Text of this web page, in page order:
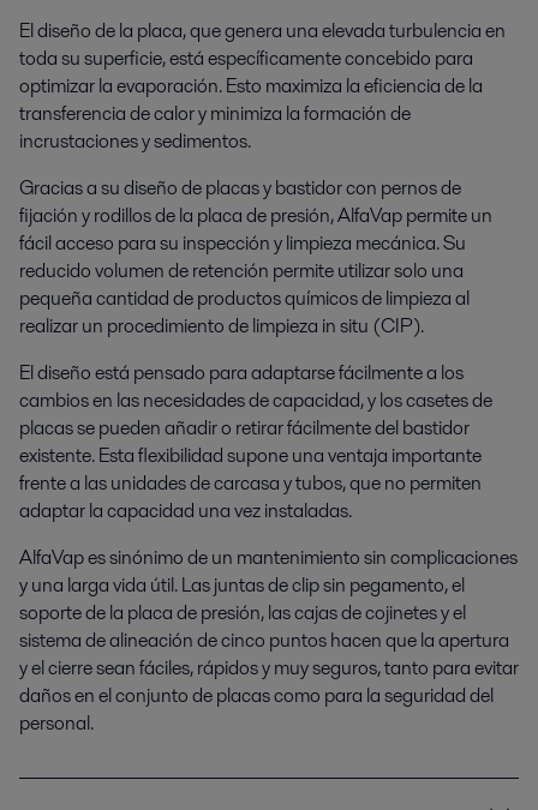
El diseño de la placa, que genera una elevada turbulencia en
toda su superficie, está específicamente concebido para
optimizar la evaporación. Esto maximiza la eficiencia de la
transferencia de calor y minimiza la formación de
incrustaciones y sedimentos.
Gracias a su diseño de placas y bastidor con pernos de
fijación y rodillos de la placa de presión, AlfaVap permite un
fácil acceso para su inspección y limpieza mecánica. Su
reducido volumen de retención permite utilizar solo una
pequeña cantidad de productos químicos de limpieza al
realizar un procedimiento de limpieza in situ (CIP).
El diseño está pensado para adaptarse fácilmente a los
cambios en las necesidades de capacidad, y los casetes de
placas se pueden añadir o retirar fácilmente del bastidor
existente. Esta flexibilidad supone una ventaja importante
frente a las unidades de carcasa y tubos, que no permiten
adaptar la capacidad una vez instaladas.
AlfaVap es sinónimo de un mantenimiento sin complicaciones
y una larga vida útil. Las juntas de clip sin pegamento, el
soporte de la placa de presión, las cajas de cojinetes y el
sistema de alineación de cinco puntos hacen que la apertura
y el cierre sean fáciles, rápidos y muy seguros, tanto para evitar
daños en el conjunto de placas como para la seguridad del
personal.